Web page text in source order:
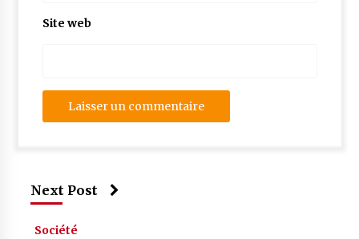
Site web
Next Post
Société